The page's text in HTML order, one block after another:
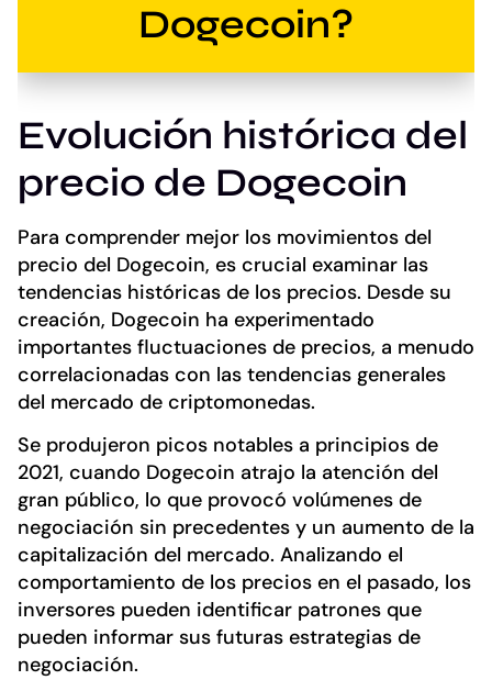
Dogecoin?
Evolución histórica del
precio de Dogecoin
Para comprender mejor los movimientos del
precio del Dogecoin, es crucial examinar las
tendencias históricas de los precios. Desde su
creación, Dogecoin ha experimentado
importantes fluctuaciones de precios, a menudo
correlacionadas con las tendencias generales
del mercado de criptomonedas.
Se produjeron picos notables a principios de
2021, cuando Dogecoin atrajo la atención del
gran público, lo que provocó volúmenes de
negociación sin precedentes y un aumento de la
capitalización del mercado. Analizando el
comportamiento de los precios en el pasado, los
inversores pueden identificar patrones que
pueden informar sus futuras estrategias de
negociación.